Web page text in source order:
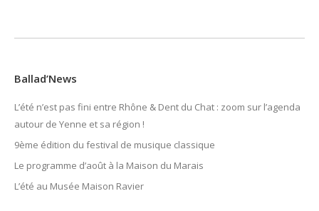
Ballad’News
L’été n’est pas fini entre Rhône & Dent du Chat : zoom sur l’agenda
autour de Yenne et sa région !
9ème édition du festival de musique classique
Le programme d’août à la Maison du Marais
L’été au Musée Maison Ravier